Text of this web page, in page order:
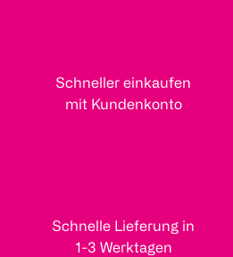
Schneller einkaufen
mit Kundenkonto
Schnelle Lieferung in
1-3 Werktagen